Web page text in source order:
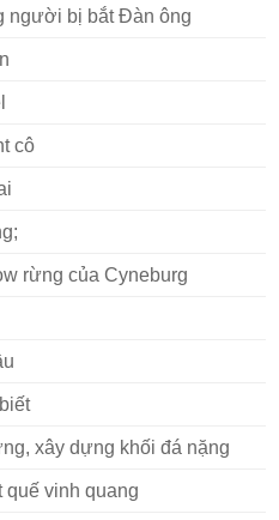
người bị bắt Đàn ông
cô
rừng của Cyneburg
xây dựng khối đá nặng
quế vinh quang